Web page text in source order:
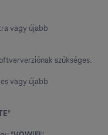
vagy újabb
szükséges.
vagy újabb
"